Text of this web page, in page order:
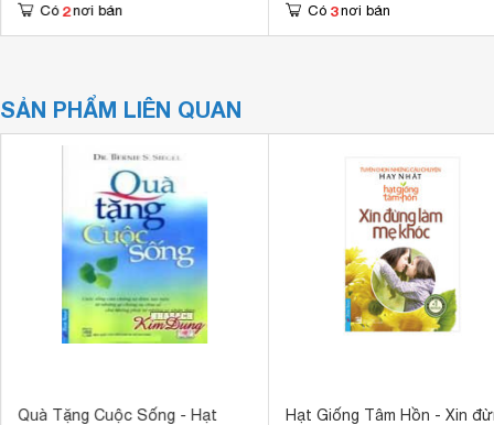
Có 2 nơi bán Có 3 nơi bán
SẢN PHẨM LIÊN QUAN
Quà Tặng Cuộc Sống - Hạt
Hạt Giống Tâm Hồn - Xin